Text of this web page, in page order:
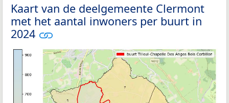
Kaart van de deelgemeente Clermont
met het aantal inwoners per buurt in
2024